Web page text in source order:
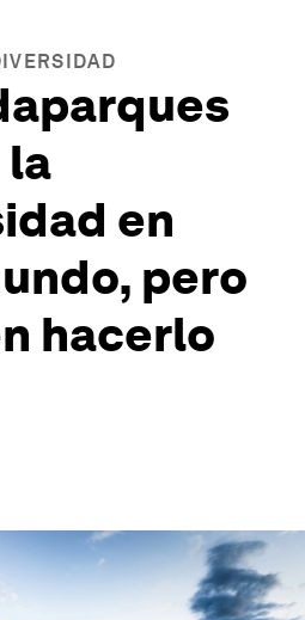
en
pero
hacerlo